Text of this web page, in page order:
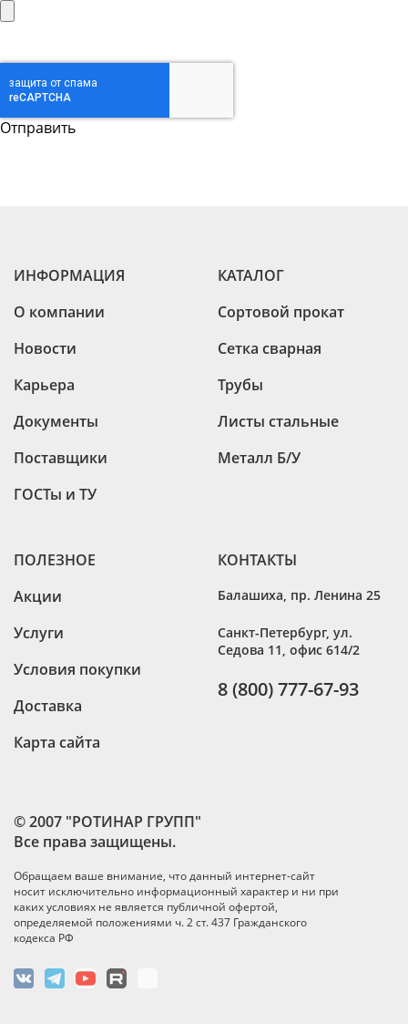
© 2007 "РОТИНАР ГРУПП"
Все права защищены.
Обращаем ваше внимание, что данный интернет-сайт
носит исключительно информационный характер и ни при
каких условиях не является публичной офертой,
определяемой положениями ч. 2 ст. 437 Гражданского
кодекса РФ
ИНФОРМАЦИЯ
О компании
Новости
Карьера
Документы
Поставщики
ГОСТы и ТУ
КАТАЛОГ
Сортовой прокат
Сетка сварная
Трубы
Листы стальные
Металл Б/У
ПОЛЕЗНОЕ
Акции
Услуги
Условия покупки
Доставка
Карта сайта
КОНТАКТЫ
Балашиха пр. Ленина 25
Санкт-Петербург, ул.
Седова 11, офис 614/2
8 (800) 777-67-93